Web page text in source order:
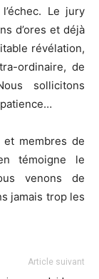
Le jury
d’ores et déjà
révélation,
ordinaire, de
sollicitons
et membres de
témoigne le
venons de
jamais trop les
Article suivant